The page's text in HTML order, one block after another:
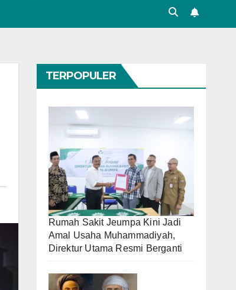
TERPOPULER
Rumah Sakit Jeumpa Kini Jadi
Amal Usaha Muhammadiyah,
Direktur Utama Resmi Berganti